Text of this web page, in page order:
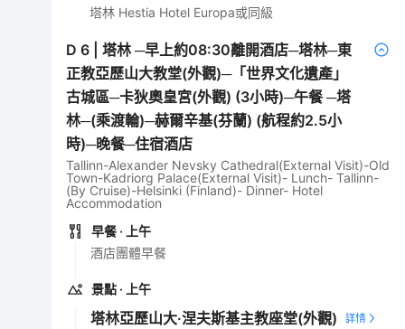
塔林 Hestia Hotel Europa或同級
D6 |塔林 ─早上約08:30離開酒店─塔林─東
正教亞歷山大教堂(外觀)─「世界文化遺產」
古城區─卡狄奧皇宮(外觀) (3小時)─午餐 ─塔
林─(乘渡輪)─赫爾辛基(芬蘭) (航程約2.5小
時)─晚餐─住宿酒店
Tallinn-Alexander Nevsky Cathedral(External Visit)-Old
Town-Kadriorg Palace(External Visit)- Lunch- Tallinn-
(By Cruise)-Helsinki (Finland)- Dinner- Hotel
Accommodation
早餐 · 上午
酒店團體早餐
景點 · 上午
塔林亞歷山大·涅夫斯基主教座堂(外觀)